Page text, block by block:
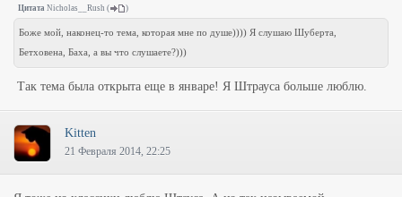
Цитата Nicholas__Rush ( )
Боже мой, наконец-то тема, которая мне по душе)))) Я слушаю Шуберта,
Бетховена, Баха, а вы что слушаете?)))
Так тема была открыта еще в январе! Я Штрауса больше люблю.
Kitten
21 Февраля 2014, 22:25